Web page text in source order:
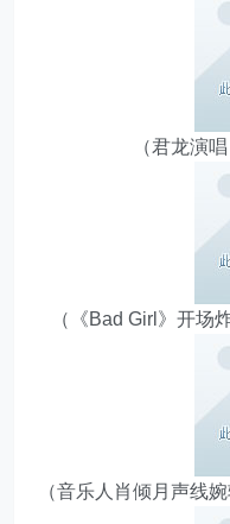
（君龙演
（《Bad Girl》开场
（音乐人肖倾月声线